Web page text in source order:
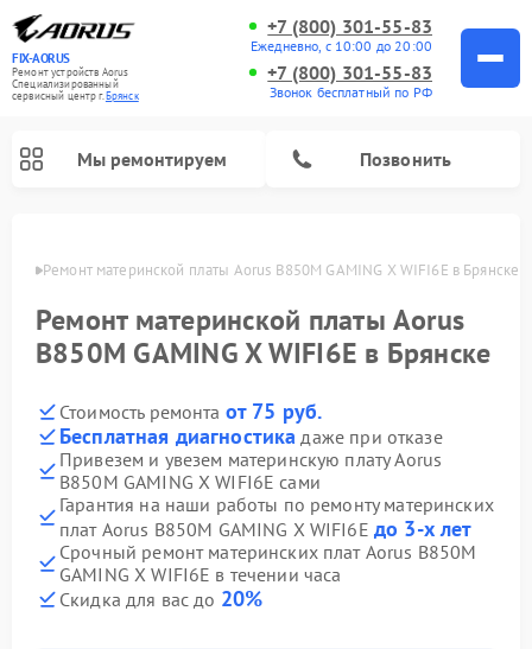
FIX-AORUS
Ремонт устройств Aorus
Специализированный
cервисный центр г.Брянск
+7 (800) 301-55-83
Ежедневно, с 10:00 до 20:00
+7 (800) 301-55-83
Звонок бесплатный по РФ
Мы ремонтируем Позвонить
Ремонт материнской платы Aorus B850M GAMING X WIFI6E в Брянске
Ремонт материнской платы Aorus
B850M GAMING X WIFI6E в Брянске
Стоимость ремонта от 75 руб.
Бесплатная диагностика даже при отказе
Привезем и увезем материнскую плату Aorus
B850M GAMING X WIFI6E сами
Гарантия на наши работы по ремонту материнских
плат Aorus B850M GAMING X WIFI6E до 3-х лет
Срочный ремонт материнских плат Aorus B850M
GAMING X WIFI6E в течении часа
Скидка для вас до 20%